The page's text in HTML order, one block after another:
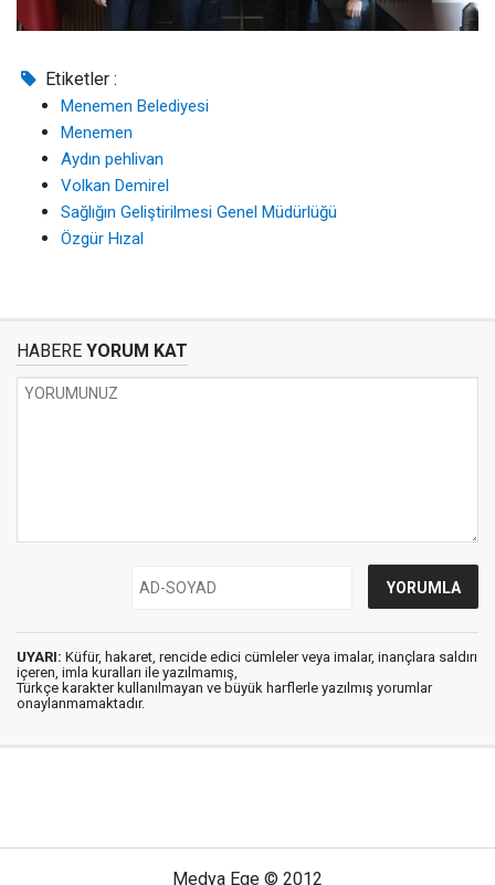
Etiketler :
Menemen Belediyesi
Menemen
Aydın pehlivan
Volkan Demirel
Sağlığın Geliştirilmesi Genel Müdürlüğü
Özgür Hızal
HABERE YORUM KAT
UYARI: Küfür, hakaret, rencide edici cümleler veya imalar, inançlara saldırı
içeren, imla kuralları ile yazılmamış,
Türkçe karakter kullanılmayan ve büyük harflerle yazılmış yorumlar
onaylanmamaktadır.
Medya Ege © 2012